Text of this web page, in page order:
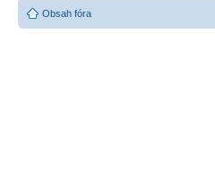
Obsah fóra